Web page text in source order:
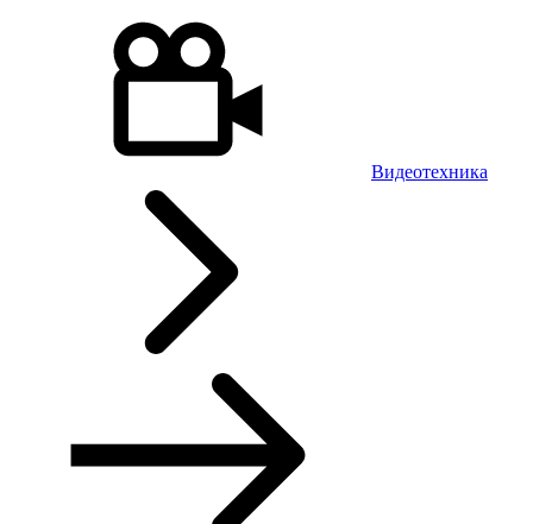
Видеотехника